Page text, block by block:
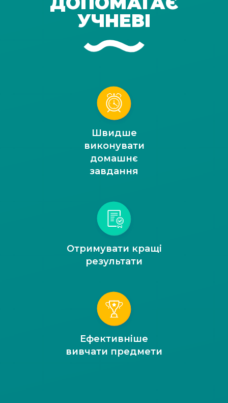
УЧНЕВІ
Швидше
виконувати
домашнє
завдання
Отримувати кращі
результати
Ефективніше
вивчати предмети